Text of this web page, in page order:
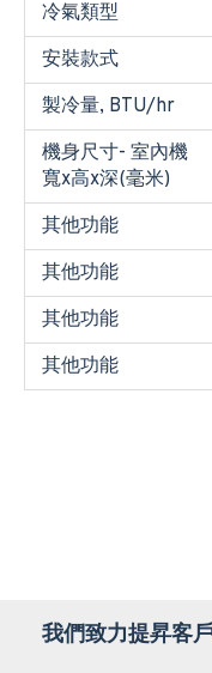
冷氣類型
安裝款式
製冷量, BTU/hr
機身尺寸- 室內機
寬x高x深(毫米)
其他功能
其他功能
其他功能
其他功能
我們致力提昇客